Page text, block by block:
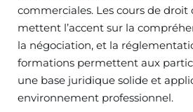
commerciales. Les cours de droit
mettent l’accent sur la
la négociation, et la
formations permettent aux
une base juridique solide et
environnement professionnel.